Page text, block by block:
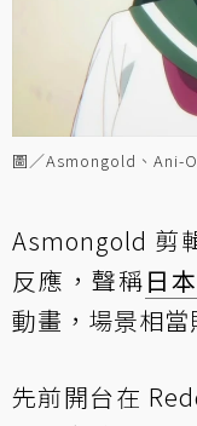
圖／Asmongold、Ani-
Asmongold 剪
反應，聲稱日本
動畫，場景相當
先前開台在